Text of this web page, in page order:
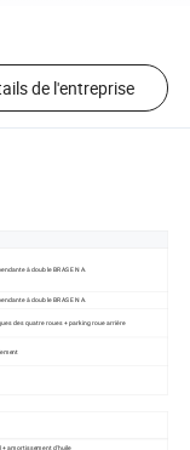
de l'entreprise
à double BRAS EN A.
à double BRAS EN A.
des quatre roues + parking roue arrière
+ amortissement d'huile